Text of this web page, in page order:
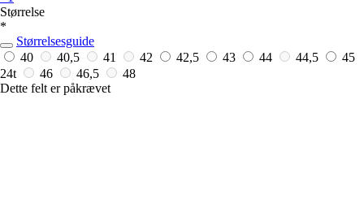
Størrelse
*
Størrelsesguide
40
40,5 41 42 42,5 43 44 44,5
45
24t
46 46,5
48
Dette felt er påkrævet